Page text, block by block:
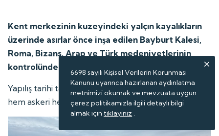
Kent merkezinin kuzeyindeki yalçın kayalıkların
üzerinde asırlar önce inşa edilen Bayburt Kalesi,
Roma, Bizans, Arap ve Türk medeniyetlerinin
kontrolünde bulundu.
Yapılış tarihi tam olarak bilinmeyen kale, geçmişte
hem askeri hem de sivil yerleşim amaçlı kullanıldı.
6698 sayılı Kişisel Verilerin Korunması
Kanunu uyarınca hazırlanan aydınlatma
metnimizi okumak ve mevzuata uygun
çerez politikamızla ilgili detaylı bilgi
almak için tıklayınız .